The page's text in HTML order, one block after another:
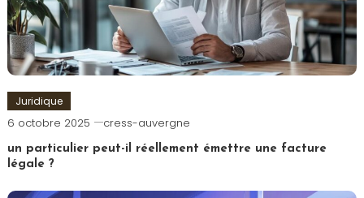
Juridique
6 octobre 2025 cress-auvergne
un particulier peut-il réellement émettre une facture
légale ?